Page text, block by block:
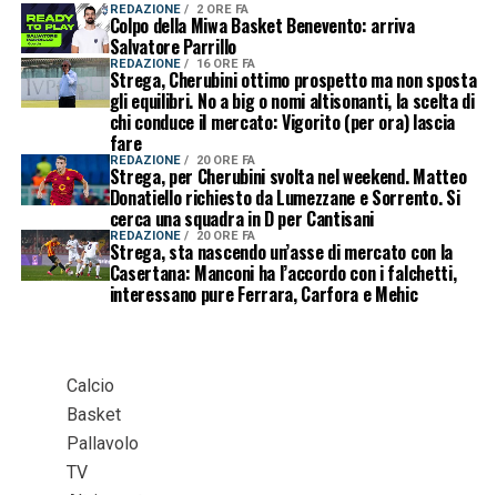
REDAZIONE 2 ORE FA
Colpo della Miwa Basket Benevento: arriva
Salvatore Parrillo
REDAZIONE 16 ORE FA
Strega, Cherubini ottimo prospetto ma non sposta
gli equilibri. No a big o nomi altisonanti, la scelta di
chi conduce il mercato: Vigorito (per ora) lascia
fare
REDAZIONE 20 ORE FA
Strega, per Cherubini svolta nel weekend. Matteo
Donatiello richiesto da Lumezzane e Sorrento. Si
cerca una squadra in D per Cantisani
REDAZIONE 20 ORE FA
Strega, sta nascendo un’asse di mercato con la
Casertana: Manconi ha l’accordo con i falchetti,
interessano pure Ferrara, Carfora e Mehic
Calcio
Basket
Pallavolo
TV